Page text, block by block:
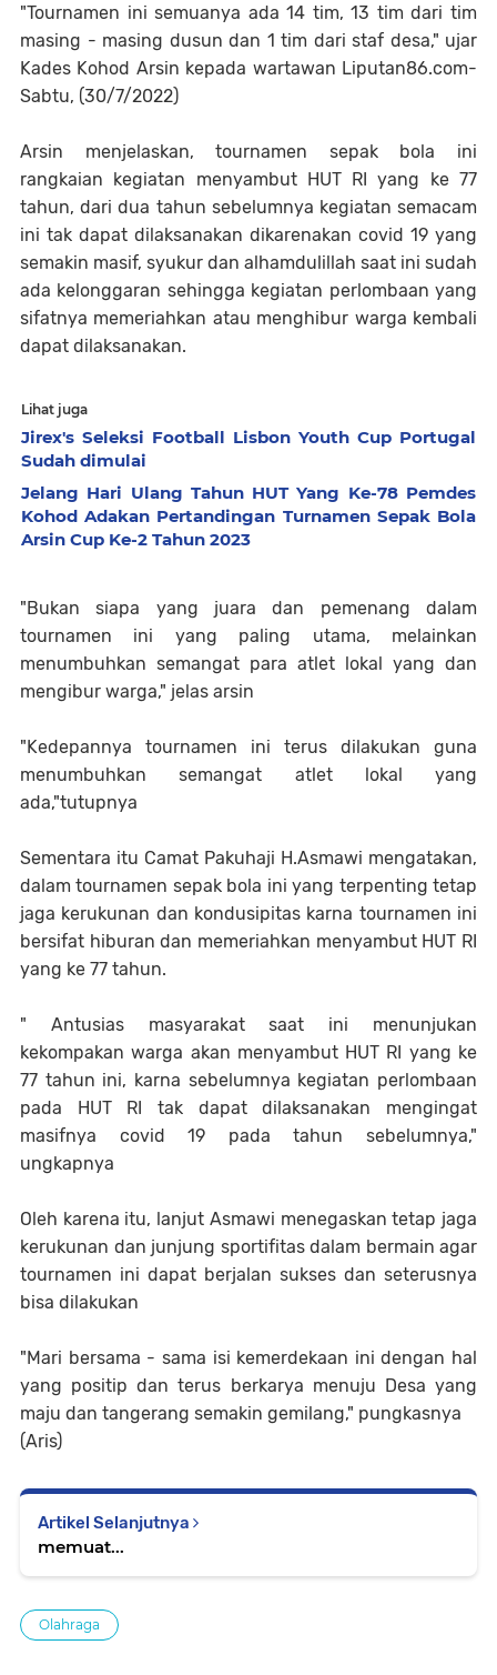
"Tournamen ini semuanya ada 14 tim, 13 tim dari tim
masing - masing dusun dan 1 tim dari staf desa," ujar
Kades Kohod Arsin kepada wartawan Liputan86.com-
Sabtu, (30/7/2022)
Arsin menjelaskan, tournamen sepak bola ini
rangkaian kegiatan menyambut HUT RI yang ke 77
tahun, dari dua tahun sebelumnya kegiatan semacam
ini tak dapat dilaksanakan dikarenakan covid 19 yang
semakin masif, syukur dan alhamdulillah saat ini sudah
ada kelonggaran sehingga kegiatan perlombaan yang
sifatnya memeriahkan atau menghibur warga kembali
dapat dilaksanakan.
Lihat juga
Jirex's Seleksi Football Lisbon Youth Cup Portugal
Sudah dimulai
Jelang Hari Ulang Tahun HUT Yang Ke-78 Pemdes
Kohod Adakan Pertandingan Turnamen Sepak Bola
Arsin Cup Ke-2 Tahun 2023
"Bukan siapa yang juara dan pemenang dalam
tournamen ini yang paling utama, melainkan
menumbuhkan semangat para atlet lokal yang dan
mengibur warga," jelas arsin
"Kedepannya tournamen ini terus dilakukan guna
menumbuhkan semangat atlet lokal yang
ada,"tutupnya
Sementara itu Camat Pakuhaji H.Asmawi mengatakan,
dalam tournamen sepak bola ini yang terpenting tetap
jaga kerukunan dan kondusipitas karna tournamen ini
bersifat hiburan dan memeriahkan menyambut HUT RI
yang ke 77 tahun.
" Antusias masyarakat saat ini menunjukan
kekompakan warga akan menyambut HUT RI yang ke
77 tahun ini, karna sebelumnya kegiatan perlombaan
pada HUT RI tak dapat dilaksanakan mengingat
masifnya covid 19 pada tahun sebelumnya,"
ungkapnya
Oleh karena itu, lanjut Asmawi menegaskan tetap jaga
kerukunan dan junjung sportifitas dalam bermain agar
tournamen ini dapat berjalan sukses dan seterusnya
bisa dilakukan
"Mari bersama - sama isi kemerdekaan ini dengan hal
yang positip dan terus berkarya menuju Desa yang
maju dan tangerang semakin gemilang," pungkasnya
(Aris)
Artikel Selanjutnya
memuat...
Olahraga